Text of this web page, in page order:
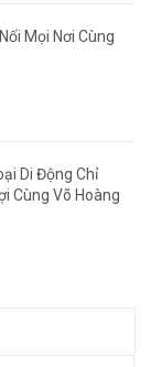
Mọi Nơi Cùng
Di Động Chỉ
Cùng Võ Hoàng